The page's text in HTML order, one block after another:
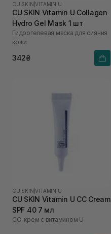
CU SKIN |VITAMIN U
CU SKIN Vitamin U Collagen
Hydro Gel Mask 1 шт
Гидрогелевая маска для сияния
кожи
342₴
CU SKIN |VITAMIN U
CU SKIN Vitamin U CC Cream
SPF 40 7 мл
СС-крем с витамином U